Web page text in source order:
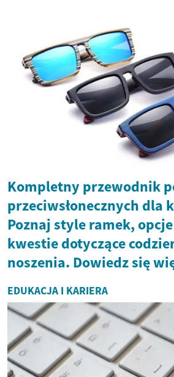
Kompletny przewodnik
przeciwsłonecznych dla
Poznaj style ramek,
kwestie dotyczące
noszenia. Dowiedz się
EDUKACJA I KARIERA